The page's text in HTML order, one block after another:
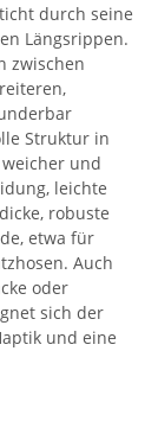
durch seine
Längsrippen.
zwischen
Struktur in
und
leichte
robuste
etwa für
Auch
oder
sich der
und eine